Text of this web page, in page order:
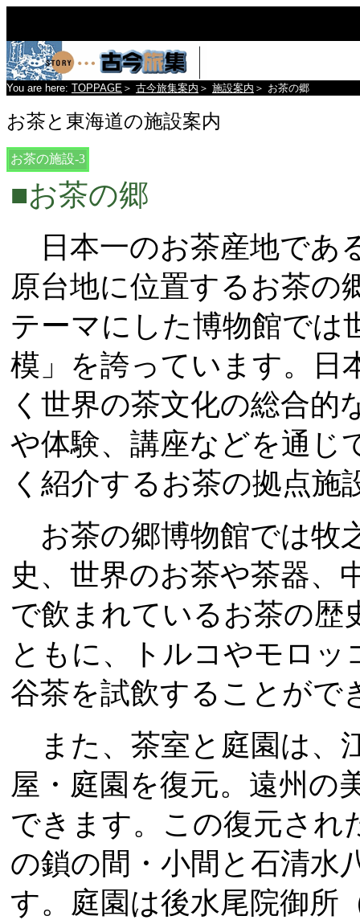
You are here: TOPPAGE ＞ 古今旅集案内 ＞ 施設案内 ＞ お茶の郷
お茶と東海道の施設案内
お茶の施設-3
■お茶の郷
日本一のお茶産地であ
原台地に位置するお茶の
テーマにした博物館では
模」を誇っています。日
く世界の茶文化の総合的
や体験、講座などを通じ
く紹介するお茶の拠点施
お茶の郷博物館では牧
史、世界のお茶や茶器、
で飲まれているお茶の歴
ともに、トルコやモロ
谷茶を試飲することがで
また、茶室と庭園は、
屋・庭園を復元。遠州の
できます。この復元され
の鎖の間・小間と石清水
す。庭園は後水尾院御所